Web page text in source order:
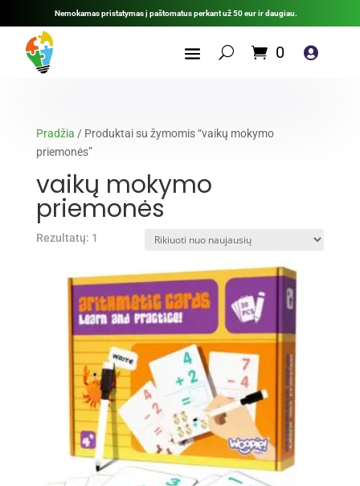
Nemokamas pristatymas į paštomatus perkant už 50 eur ir daugiau.
0 
Pradžia / Produktai su žymomis “vaikų mokymo
priemonės”
vaikų mokymo
priemonės
Rezultatų: 1